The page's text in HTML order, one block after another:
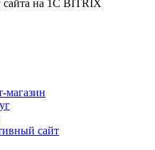
сайта на 1C BITRIX
магазин
сайт